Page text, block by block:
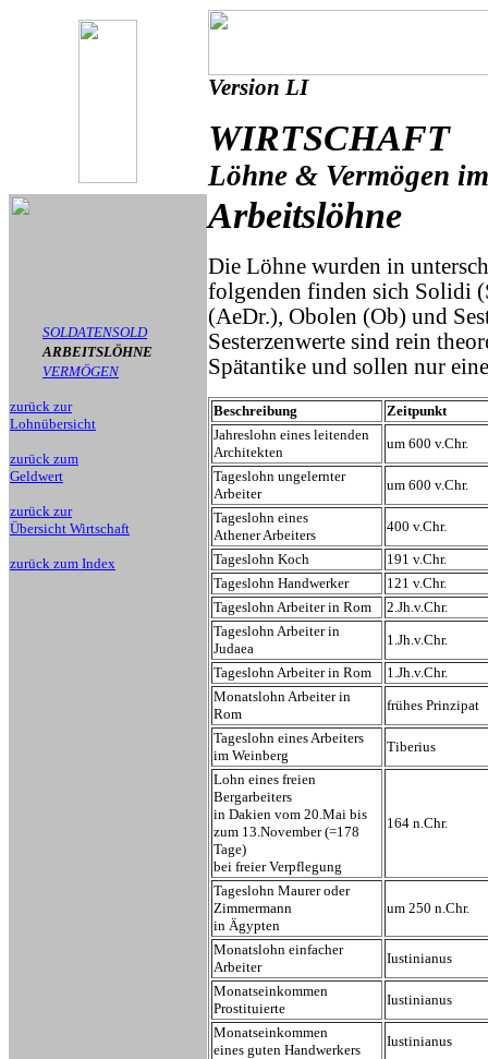
Version LI
WIRTSCHAFT
Löhne & Vermögen
SOLDATENSOLD
ARBEITSLÖHNE
VERMÖGEN
zurück zur
Lohnübersicht
zurück zum
Geldwert
zurück zur
Übersicht Wirtschaft
zurück zum Index
Arbeitslöhne
Die Löhne wurden in
folgenden finden sich Solidi
(AeDr.), Obolen (Ob) und
Sesterzenwerte sind rein
Spätantike und sollen nur
Beschreibung
Zeitpunkt
Jahreslohn eines leitenden
Architekten
um 600 v.Chr.
Tageslohn ungelernter
Arbeiter
um 600 v.Chr.
Tageslohn eines
Athener Arbeiters
400 v.Chr.
Tageslohn Koch
191 v.Chr.
Tageslohn Handwerker
121 v.Chr.
Tageslohn Arbeiter in Rom
2.Jh.v.Chr.
Tageslohn Arbeiter in
Judaea
1.Jh.v.Chr.
Tageslohn Arbeiter in Rom
1.Jh.v.Chr.
Monatslohn Arbeiter in
Rom
frühes Prinzipat
Tageslohn eines Arbeiters
im Weinberg
Tiberius
Lohn eines freien
Bergarbeiters
in Dakien vom 20.Mai bis
zum 13.November (=178
Tage)
bei freier Verpflegung
164 n.Chr.
Tageslohn Maurer oder
Zimmermann
in Ägypten
um 250 n.Chr.
Monatslohn einfacher
Arbeiter
Iustinianus
Monatseinkommen
Prostituierte
Iustinianus
Monatseinkommen
eines guten Handwerkers
Iustinianus